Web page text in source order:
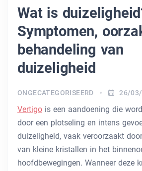
Wat is
Symptomen,
behandeling van
duizeligheid
ONGECATEGORISEERD 26/
Vertigo is een aandoening die
door een plotseling en intens
duizeligheid, vaak veroorzaakt
van kleine kristallen in het
hoofdbewegingen. Wanneer deze